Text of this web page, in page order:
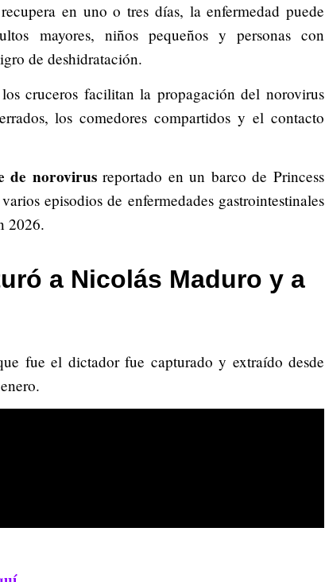
en uno o tres días, la enfermedad puede
mayores, niños pequeños y personas con
de deshidratación.
cruceros facilitan la propagación del norovirus
los comedores compartidos y el contacto
de norovirusreportado en un barco de Princess
episodios de enfermedades gastrointestinales
2026.
a Nicolás Maduro y a
fue el dictador fue capturado y extraído desde